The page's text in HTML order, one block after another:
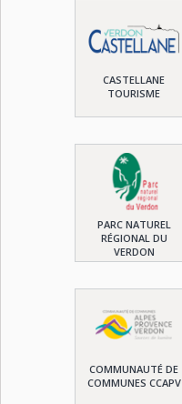
CASTELLANE
TOURISME
PARC NATUREL
RÉGIONAL DU
VERDON
COMMUNAUTÉ DE
COMMUNES CCAPV